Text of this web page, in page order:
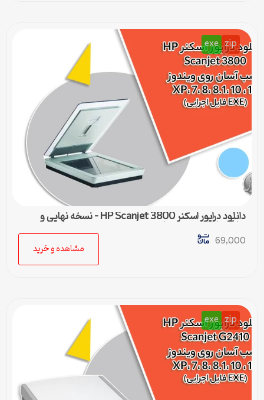
zip
exe
دانلود درایور اسکنر HP Scanjet 3800 – نسخه نهایی و
سازگار با تمام ویندوزها
69,000
مشاهده و خرید
zip
exe